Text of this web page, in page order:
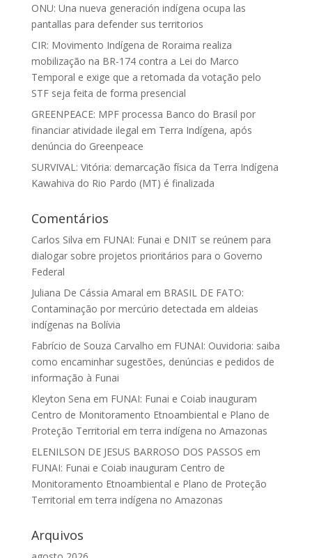
ONU: Una nueva generación indígena ocupa las
pantallas para defender sus territorios
CIR: Movimento Indígena de Roraima realiza
mobilização na BR-174 contra a Lei do Marco
Temporal e exige que a retomada da votação pelo
STF seja feita de forma presencial
GREENPEACE: MPF processa Banco do Brasil por
financiar atividade ilegal em Terra Indígena, após
denúncia do Greenpeace
SURVIVAL: Vitória: demarcação física da Terra Indígena
Kawahiva do Rio Pardo (MT) é finalizada
Comentários
Carlos Silva em FUNAI: Funai e DNIT se reúnem para
dialogar sobre projetos prioritários para o Governo
Federal
Juliana De Cássia Amaral em BRASIL DE FATO:
Contaminação por mercúrio detectada em aldeias
indígenas na Bolívia
Fabrício de Souza Carvalho em FUNAI: Ouvidoria: saiba
como encaminhar sugestões, denúncias e pedidos de
informação à Funai
Kleyton Sena em FUNAI: Funai e Coiab inauguram
Centro de Monitoramento Etnoambiental e Plano de
Proteção Territorial em terra indígena no Amazonas
ELENILSON DE JESUS BARROSO DOS PASSOS em
FUNAI: Funai e Coiab inauguram Centro de
Monitoramento Etnoambiental e Plano de Proteção
Territorial em terra indígena no Amazonas
Arquivos